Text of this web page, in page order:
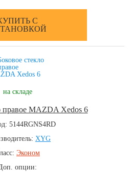
С
на складе
правое MAZDA Xedos 6
5144RGNS4RD
XYG
Эконом
опции: